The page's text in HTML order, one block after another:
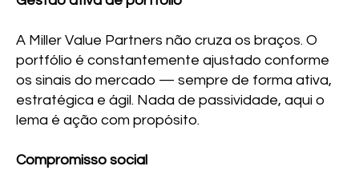
A Miller Value Partners não cruza os braços. O
portfólio é constantemente ajustado conforme
os sinais do mercado — sempre de forma ativa,
estratégica e ágil. Nada de passividade, aqui o
lema é ação com propósito.
Compromisso social